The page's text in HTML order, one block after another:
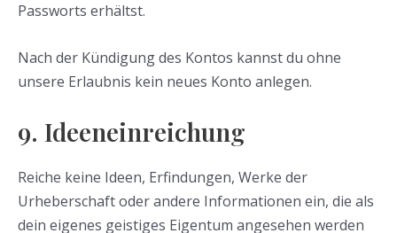
Passworts erhältst.
Nach der Kündigung des Kontos kannst du ohne
unsere Erlaubnis kein neues Konto anlegen.
9. Ideeneinreichung
Reiche keine Ideen, Erfindungen, Werke der
Urheberschaft oder andere Informationen ein, die als
dein eigenes geistiges Eigentum angesehen werden